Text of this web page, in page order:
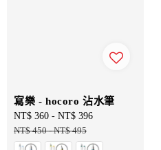
寫樂 - hocoro 沾水筆
Sale
price
NT$ 360 - NT$ 396
NT$ 450-NT$ 495